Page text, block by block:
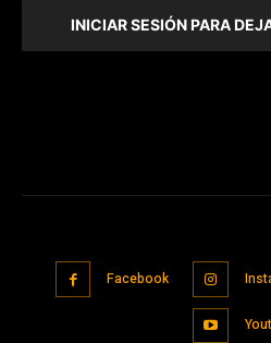
INICIAR SESIÓN PARA
Facebook